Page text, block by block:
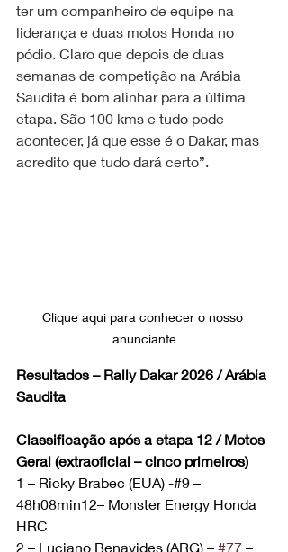
ter um companheiro de equipe na
liderança e duas motos Honda no
pódio. Claro que depois de duas
semanas de competição na Arábia
Saudita é bom alinhar para a última
etapa. São 100 kms e tudo pode
acontecer, já que esse é o Dakar, mas
acredito que tudo dará certo”.
Clique aqui para conhecer o nosso
anunciante
Resultados – Rally Dakar 2026 / Arábia
Saudita
Classificação após a etapa 12 / Motos
Geral (extraoficial – cinco primeiros)
1 – Ricky Brabec (EUA) -#9 –
48h08min12– Monster Energy Honda
HRC
2 – Luciano Benavides (ARG) – #77 –